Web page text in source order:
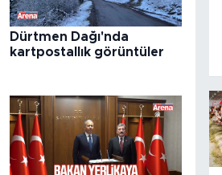
Dürtmen Dağı'nda
kartpostallık görüntüler